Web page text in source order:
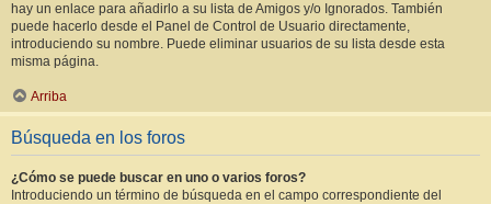
hay un enlace para añadirlo a su lista de Amigos y/o Ignorados. También
puede hacerlo desde el Panel de Control de Usuario directamente,
introduciendo su nombre. Puede eliminar usuarios de su lista desde esta
misma página.
Arriba
Búsqueda en los foros
¿Cómo se puede buscar en uno o varios foros?
Introduciendo un término de búsqueda en el campo correspondiente del